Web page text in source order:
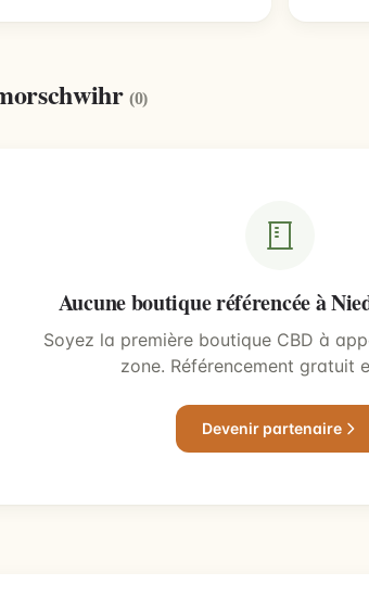
(0)
Aucune boutique référencée à
Soyez la première boutique CBD à
zone. Référencement gratuit
Devenir partenaire